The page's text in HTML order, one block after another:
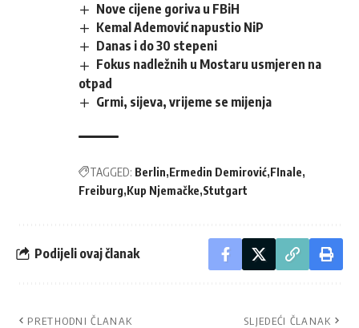
Nove cijene goriva u FBiH
Kemal Ademović napustio NiP
Danas i do 30 stepeni
Fokus nadležnih u Mostaru usmjeren na
otpad
Grmi, sijeva, vrijeme se mijenja
TAGGED: Berlin Ermedin Demirović FInale
Freiburg Kup Njemačke Stutgart
Podijeli ovaj članak
PRETHODNI ČLANAK SLJEDEĆI ČLANAK